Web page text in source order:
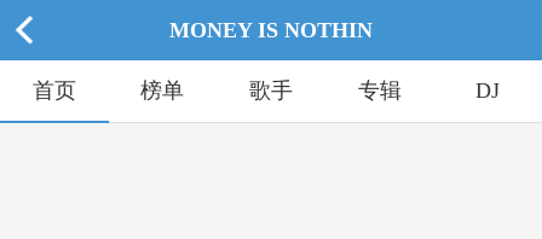
MONEY IS NOTHIN
首页 榜单 歌手 专辑 DJ